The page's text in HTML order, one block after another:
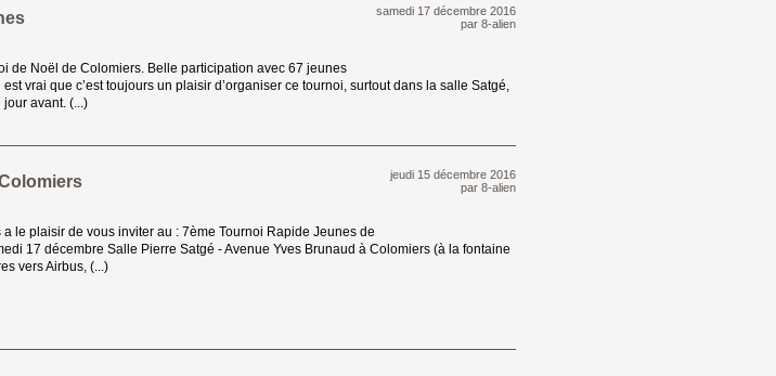
samedi 17 décembre 2016
par 8-alien
de Noël de Colomiers. Belle participation avec 67 jeunes
vrai que c’est toujours un plaisir d’organiser ce tournoi, surtout dans la salle Satgé,
avant. (...)
jeudi 15 décembre 2016
par 8-alien
le plaisir de vous inviter au : 7ème Tournoi Rapide Jeunes de
17 décembre Salle Pierre Satgé - Avenue Yves Brunaud à Colomiers (à la fontaine
vers Airbus, (...)